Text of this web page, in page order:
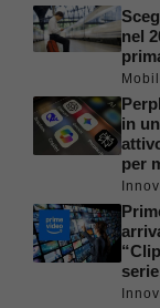
nel
in
per
serie